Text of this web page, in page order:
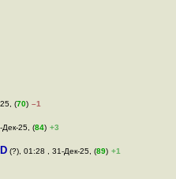
(70) –1
Дек-25, (84) +3
(?), 01:28 , 31-Дек-25, (89) +1